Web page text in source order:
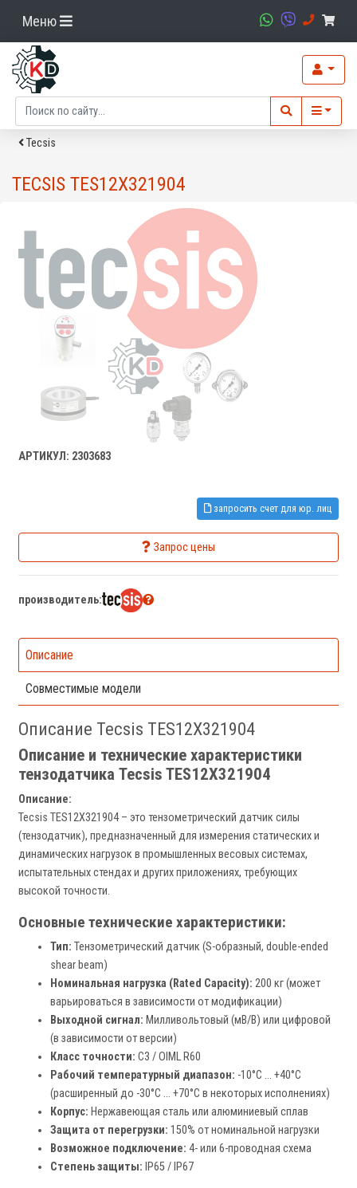
Меню
Tecsis
TECSIS TES12X321904
АРТИКУЛ: 2303683
запросить счет для юр. лиц
Запрос цены
производитель:
Описание
Совместимые модели
Описание Tecsis TES12X321904
Описание и технические характеристики
тензодатчика Tecsis TES12X321904
Описание:
Tecsis TES12X321904 – это тензометрический датчик силы
(тензодатчик), предназначенный для измерения статических и
динамических нагрузок в промышленных весовых системах,
испытательных стендах и других приложениях, требующих
высокой точности.
Основные технические характеристики:
Тип: Тензометрический датчик (S-образный, double-ended
shear beam)
Номинальная нагрузка (Rated Capacity): 200 кг (может
варьироваться в зависимости от модификации)
Выходной сигнал: Милливольтовый (мВ/В) или цифровой
(в зависимости от версии)
Класс точности: C3 / OIML R60
Рабочий температурный диапазон: -10°C … +40°C
(расширенный до -30°C … +70°C в некоторых исполнениях)
Корпус: Нержавеющая сталь или алюминиевый сплав
Защита от перегрузки: 150% от номинальной нагрузки
Возможное подключение: 4- или 6-проводная схема
Степень защиты: IP65 / IP67